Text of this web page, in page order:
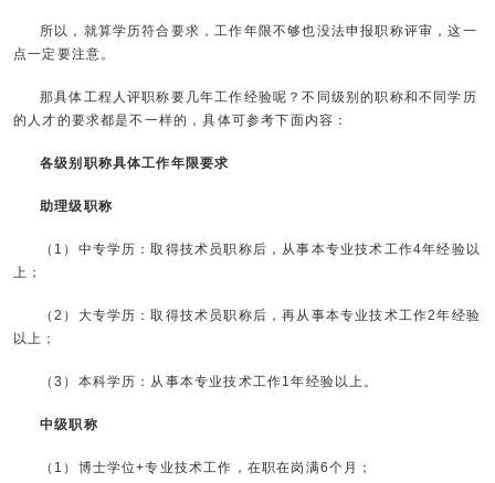
所以，就算学历符合要求，工作年限不够也没法申报职称评审，这一
点一定要注意。
那具体工程人评职称要几年工作经验呢？不同级别的职称和不同学历
的人才的要求都是不一样的，具体可参考下面内容：
各级别职称具体工作年限要求
助理级职称
（1）中专学历：取得技术员职称后，从事本专业技术工作4年经验以
上；
（2）大专学历：取得技术员职称后，再从事本专业技术工作2年经验
以上；
（3）本科学历：从事本专业技术工作1年经验以上。
中级职称
（1）博士学位+专业技术工作，在职在岗满6个月；